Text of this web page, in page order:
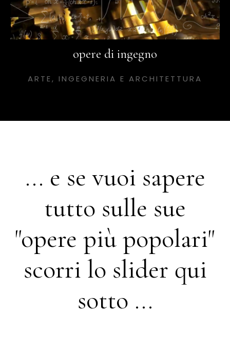
opere di ingegno
ARTE, INGEGNERIA E ARCHITETTURA
... e se vuoi sapere
tutto sulle sue
"opere più popolari"
scorri lo slider qui
sotto ...